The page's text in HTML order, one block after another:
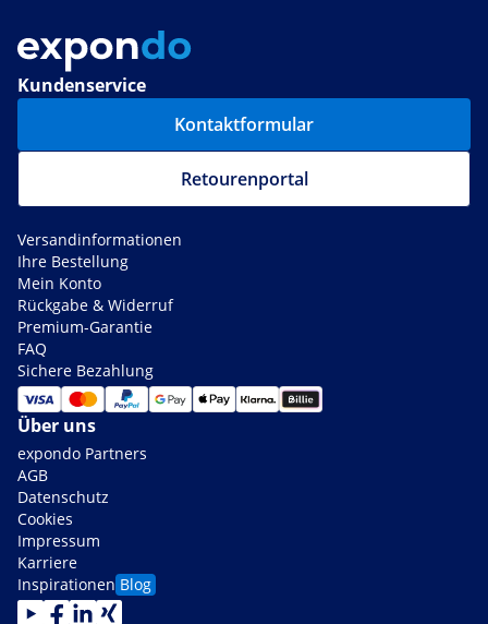
Kundenservice
Kontaktformular
Retourenportal
Versandinformationen
Ihre Bestellung
Mein Konto
Rückgabe & Widerruf
Premium-Garantie
FAQ
Sichere Bezahlung
Über uns
expondo Partners
AGB
Datenschutz
Cookies
Impressum
Karriere
Inspirationen Blog